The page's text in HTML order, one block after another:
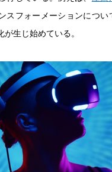
スフォーメーションにつ
生じ始めている。